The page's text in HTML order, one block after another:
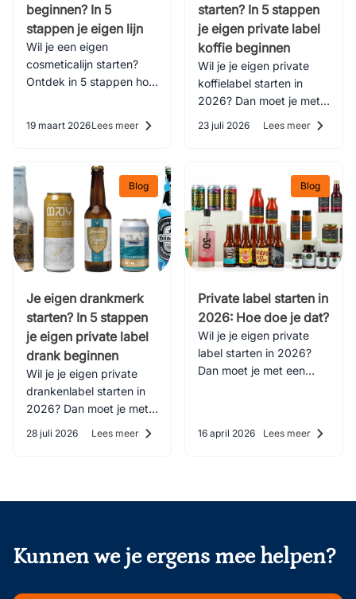
beginnen? In 5
stappen je eigen lijn
Wil je een eigen
cosmeticalijn starten?
Ontdek in 5 stappen hoe
19 maart 2026Lees meer
starten? In 5 stappen
je eigen private label
koffie beginnen
Wil je je eigen private
koffielabel starten in
2026? Dan moet je met
rekening houden. Maar
23 juli 2026 Lees meer
Blog
Je eigen drankmerk
starten? In 5 stappen
je eigen private label
drank beginnen
Wil je je eigen private
drankenlabel starten in
2026? Dan moet je met
rekening houden. Maar
28 juli 2026 Lees meer
Blog
Private label starten in
2026: Hoe doe je dat?
Wil je je eigen private
label starten in 2026?
Dan moet je met een
blog!
16 april 2026 Lees meer
Kunnen we je ergens mee helpen?